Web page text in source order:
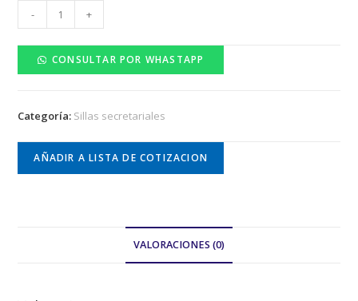
B1617
cantidad
- +
CONSULTAR POR WHASTAPP
Categoría: Sillas secretariales
AÑADIR A LISTA DE COTIZACION
VALORACIONES (0)